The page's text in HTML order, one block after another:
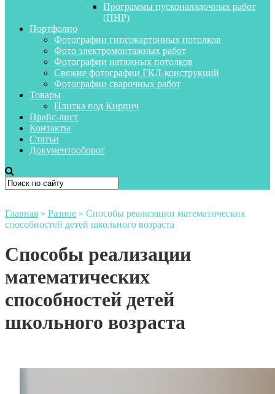
Программы пусконаладочных работ
(ПНР)
Портфолио
Фотографии гипсокартонных потолков
Фото электромонтажных работ
Фотографии натяжных потолков
Свежие фотографии ГКЛ-конструкций
Фотографии сварочных работ
Товары
Плитка под Кирпич
Прайс-лист
Контакты
Статьи
Документооборот
Главная » Разное » Способы реализации математических
способностей детей школьного возраста
Способы реализации
математических
способностей детей
школьного возраста